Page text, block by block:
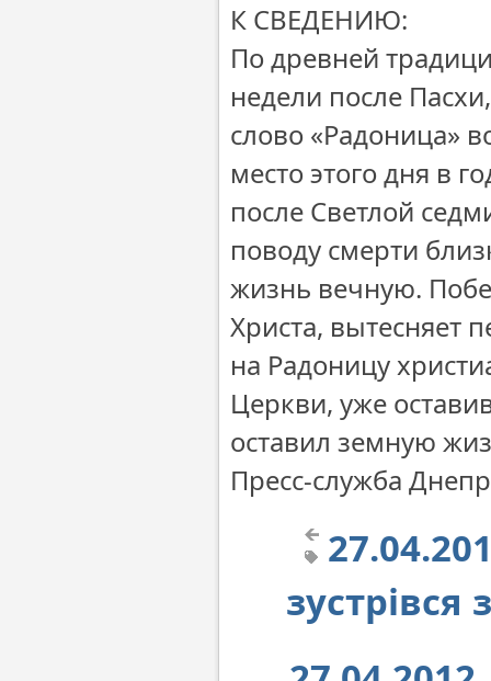
К СВЕДЕНИЮ:
По древней
недели после
слово «Радоница»
место этого дня в
после Светлой
поводу смерти
жизнь вечную.
Христа, вытесняет
на Радоницу
Церкви, уже
оставил земную
Пресс-служба